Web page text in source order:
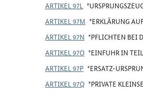
ARTIKEL 97L
ARTIKEL 97M "ERKLÄRUNG
ARTIKEL 97N "PFLICHTEN BEI
ARTIKEL 97O "EINFUHR IN
ARTIKEL 97P "ERSATZ-
ARTIKEL 97Q "PRIVATE